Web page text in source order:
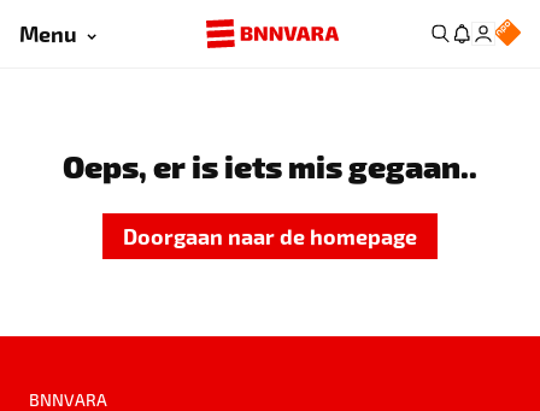
Menu
Oeps, er is iets mis gegaan..
Doorgaan naar de homepage
BNNVARA